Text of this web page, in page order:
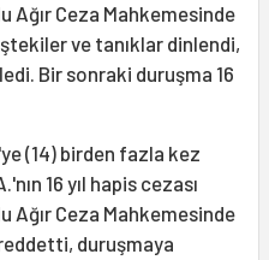
Ağır Ceza Mahkemesinde
ve tanıklar dinlendi,
Bir sonraki duruşma 16
(14) birden fazla kez
16 yıl hapis cezası
Ağır Ceza Mahkemesinde
duruşmaya